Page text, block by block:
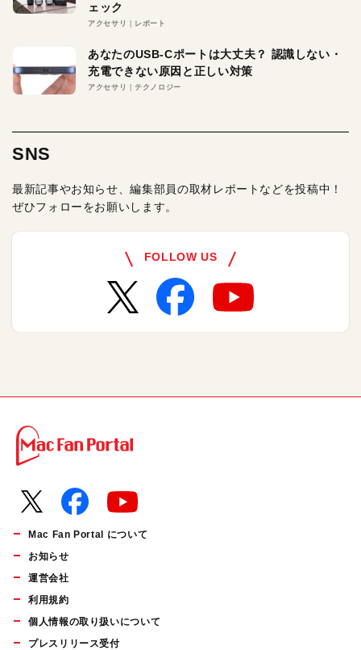
ェック
アクセサリ レポート
あなたのUSB-Cポートは大丈夫？ 認識しない・
充電できない原因と正しい対策
アクセサリ テクノロジー
SNS
最新記事やお知らせ、編集部員の取材レポートなどを投稿中！
ぜひフォローをお願いします。
FOLLOW US
Mac Fan Portal について
お知らせ
運営会社
利用規約
個人情報の取り扱いについて
プレスリリース受付